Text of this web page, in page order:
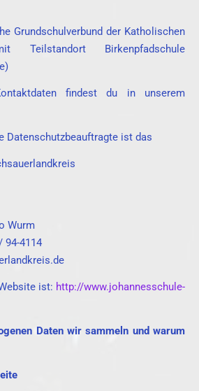
Grundschulverbund der Katholischen
Teilstandort Birkenpfadschule
findest du in unserem
Datenschutzbeauftragte ist das
Wurm
94-4114
ist: http://www.johannesschule-
Daten wir sammeln und warum